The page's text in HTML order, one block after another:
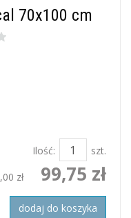
70x100 cm
Ilość:
szt.
zł 99,75 zł
dodaj do koszyka